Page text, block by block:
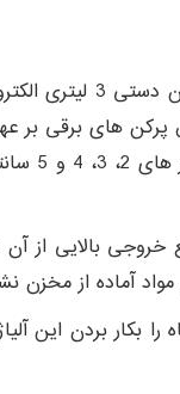
اگر به دنبال
های برقی بر
آماده از مخزن
بردن این